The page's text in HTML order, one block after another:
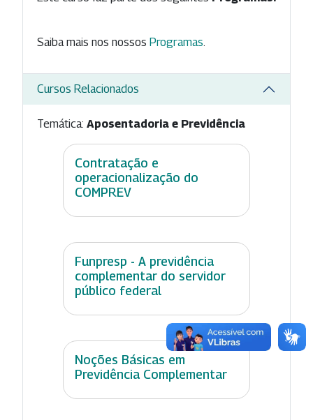
Saiba mais nos nossos Programas
Cursos Relacionados
Temática: Aposentadoria e Previdência
Contratação e
operacionalização do
COMPREV
Funpresp - A previdência
complementar do servidor
público federal
Noções Básicas em
Previdência Complementar